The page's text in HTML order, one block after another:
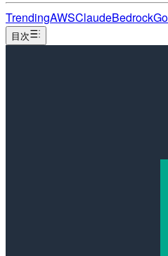
TrendingAWSClaudeBedrock
目次